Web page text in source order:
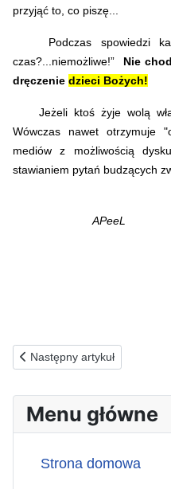
przyjąć to, co piszę...
Podczas spowiedzi
czas?...niemożliwe!” Nie
dręczenie dzieci Bożych!
Jeżeli ktoś żyje wolą
Wówczas nawet otrzymuje
mediów z możliwością
stawianiem pytań budzących
APeeL
Poprzednia strona:
Następny artykuł
Menu główne
Strona domowa